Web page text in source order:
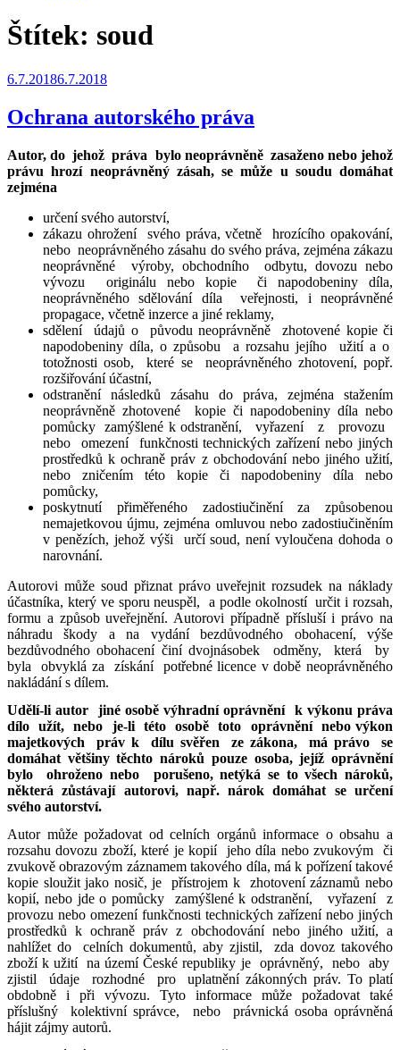
Štítek: soud
Publikováno
6.7.20186.7.2018
Ochrana autorského práva
Autor, do jehož práva bylo neoprávněně zasaženo nebo jehož
právu hrozí neoprávněný zásah, se může u soudu domáhat
zejména
určení svého autorství,
zákazu ohrožení svého práva, včetně hrozícího opakování,
nebo neoprávněného zásahu do svého práva, zejména zákazu
neoprávněné výroby, obchodního odbytu, dovozu nebo
vývozu originálu nebo kopie či napodobeniny díla,
neoprávněného sdělování díla veřejnosti, i neoprávněné
propagace, včetně inzerce a jiné reklamy,
sdělení údajů o původu neoprávněně zhotovené kopie či
napodobeniny díla, o způsobu a rozsahu jejího užití a o
totožnosti osob, které se neoprávněného zhotovení, popř.
rozšiřování účastní,
odstranění následků zásahu do práva, zejména stažením
neoprávněně zhotovené kopie či napodobeniny díla nebo
pomůcky zamýšlené k odstranění, vyřazení z provozu
nebo omezení funkčnosti technických zařízení nebo jiných
prostředků k ochraně práv z obchodování nebo jiného užití,
nebo zničením této kopie či napodobeniny díla nebo
pomůcky,
poskytnutí přiměřeného zadostiučinění za způsobenou
nemajetkovou újmu, zejména omluvou nebo zadostiučiněním
v penězích, jehož výši určí soud, není vyloučena dohoda o
narovnání.
Autorovi může soud přiznat právo uveřejnit rozsudek na náklady
účastníka, který ve sporu neuspěl, a podle okolností určit i rozsah,
formu a způsob uveřejnění. Autorovi případně přísluší i právo na
náhradu škody a na vydání bezdůvodného obohacení, výše
bezdůvodného obohacení činí dvojnásobek odměny, která by
byla obvyklá za získání potřebné licence v době neoprávněného
nakládání s dílem.
Udělí-li autor jiné osobě výhradní oprávnění k výkonu práva
dílo užít, nebo je-li této osobě toto oprávnění nebo výkon
majetkových práv k dílu svěřen ze zákona, má právo se
domáhat většiny těchto nároků pouze osoba, jejíž oprávnění
bylo ohroženo nebo porušeno, netýká se to všech nároků,
některá zůstávají autorovi, např. nárok domáhat se určení
svého autorství.
Autor může požadovat od celních orgánů informace o obsahu a
rozsahu dovozu zboží, které je kopií jeho díla nebo zvukovým či
zvukově obrazovým záznamem takového díla, má k pořízení takové
kopie sloužit jako nosič, je přístrojem k zhotovení záznamů nebo
kopií, nebo jde o pomůcky zamýšlené k odstranění, vyřazení z
provozu nebo omezení funkčnosti technických zařízení nebo jiných
prostředků k ochraně práv z obchodování nebo jiného užití, a
nahlížet do celních dokumentů, aby zjistil, zda dovoz takového
zboží k užití na území České republiky je oprávněný, nebo aby
zjistil údaje rozhodné pro uplatnění zákonných práv. To platí
obdobně i při vývozu. Tyto informace může požadovat také
příslušný kolektivní správce, nebo právnická osoba oprávněná
hájit zájmy autorů.